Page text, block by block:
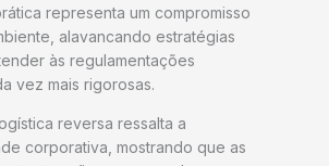
representa um compromisso
alavancando estratégias
às regulamentações
vez mais rigorosas.
reversa ressalta a
corporativa, mostrando que as